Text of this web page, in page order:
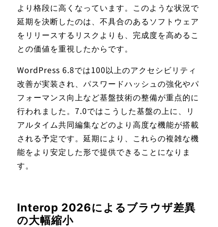
より格段に高くなっています。このような状況で
延期を決断したのは、不具合のあるソフトウェア
をリリースするリスクよりも、完成度を高めるこ
との価値を重視したからです。
WordPress 6.8では100以上のアクセシビリティ
改善が実装され、パスワードハッシュの強化やパ
フォーマンス向上など基盤技術の整備が重点的に
行われました。7.0ではこうした基盤の上に、リ
アルタイム共同編集などのより高度な機能が搭載
される予定です。延期により、これらの複雑な機
能をより安定した形で提供できることになりま
す。
Interop 2026によるブラウザ差異
の大幅縮小